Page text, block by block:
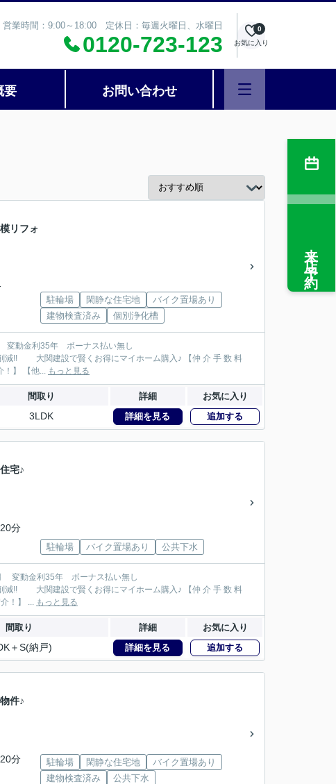
営業時間：9:00～18:00 定休日：毎週火曜日、水曜日
0120-723-123 お気に入り
0
要 お問い合わせ
リフォ
駐輪場 閑静な住宅地
バイク置場あり
建物検査済み
個別浄化槽
72万円が大関建設では無 料！】 【本物件以外でも仲 介 手 数 料 無 料０円でご紹介！】 【他... もっと見る
間取り 詳細 お気に入り
3LDK 詳細を見る 追加する
宅♪
分
駐輪場 バイク置場あり 公共下水
144万円が大関建設では無 料！】 【本物件以外でも仲 介 手 数 料 無 料０円でご紹介！】 ... もっと見る
間取り 詳細 お気に入り
＋S(納戸) 詳細を見る 追加する
件♪
分
駐輪場 閑静な住宅地
バイク置場あり
建物検査済み
公共下水
来店予約